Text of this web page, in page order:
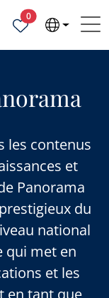
0Propriétés
les contenus
et
Panorama
du
national
qui met en
et les
en tant que